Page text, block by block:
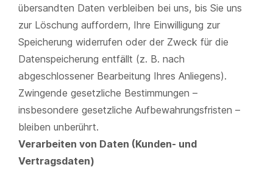
übersandten Daten verbleiben bei uns, bis Sie uns
zur Löschung auffordern, Ihre Einwilligung zur
Speicherung widerrufen oder der Zweck für die
Datenspeicherung entfällt (z. B. nach
abgeschlossener Bearbeitung Ihres Anliegens).
Zwingende gesetzliche Bestimmungen –
insbesondere gesetzliche Aufbewahrungsfristen –
bleiben unberührt.
Verarbeiten von Daten (Kunden- und
Vertragsdaten)